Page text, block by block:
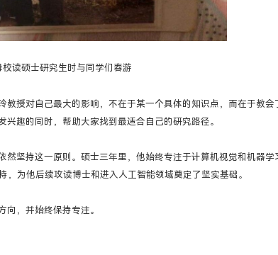
读硕士研究生时与同学们春游
授对自己最大的影响，不在于某一个具体的知识点，而在于教会
趣的同时，帮助大家找到最适合自己的研究路径。
坚持这一原则。硕士三年里，他始终专注于计算机视觉和机器学
为他后续攻读博士和进入人工智能领域奠定了坚实基础。
，并始终保持专注。